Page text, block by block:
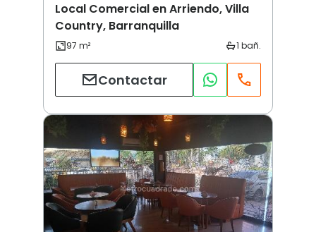
Local Comercial en Arriendo, Villa
Country, Barranquilla
Contactar